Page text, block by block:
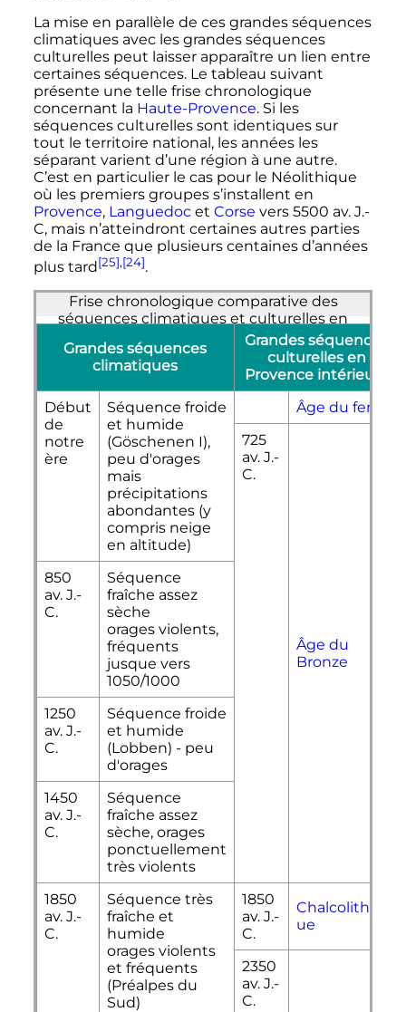
La mise en parallèle de ces grandes séquences
climatiques avec les grandes séquences
culturelles peut laisser apparaître un lien entre
certaines séquences. Le tableau suivant
présente une telle frise chronologique
concernant la Haute-Provence. Si les
séquences culturelles sont identiques sur
tout le territoire national, les années les
séparant varient d’une région à une autre.
C’est en particulier le cas pour le Néolithique
où les premiers groupes s’installent en
Provence, Languedocet Corse vers 5500 av. J.-
C, mais n’atteindront certaines autres parties
de la France que plusieurs centaines d’années
plus tard[25],[24].
Frise chronologique comparative des
séquences climatiques et culturelles en
Haute-Provence
Grandes séquences
climatiques
Grandes séquences
culturelles en
Provence intérieure
Début
de
notre
ère
Séquence froide
et humide
(Göschenen I),
peu d'orages
mais
précipitations
abondantes (y
compris neige
en altitude)
Âge du fer
725
av. J.-
C.
Âge du
Bronze
850
av. J.-
C.
Séquence
fraîche assez
sèche
orages violents,
fréquents
jusque vers
1050/1000
1250
av. J.-
C.
Séquence froide
et humide
(Lobben) - peu
d'orages
1450
av. J.-
C.
Séquence
fraîche assez
sèche, orages
ponctuellement
très violents
1850
av. J.-
C.
Séquence très
fraîche et
humide
orages violents
et fréquents
(Préalpes du
Sud)
1850
av. J.-
C.
Chalcolithiq
ue
2350
av. J.-
C.